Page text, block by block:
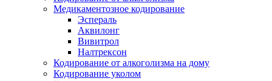
Медикаментозное кодирование
Эспераль
Аквилонг
Вивитрол
Налтрексон
Кодирование от алкоголизма на дому
Кодирование уколом